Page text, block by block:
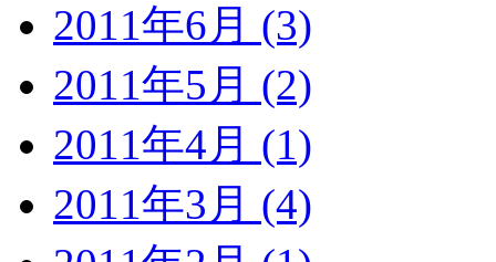
2011年6月 (3)
2011年5月 (2)
2011年4月 (1)
2011年3月 (4)